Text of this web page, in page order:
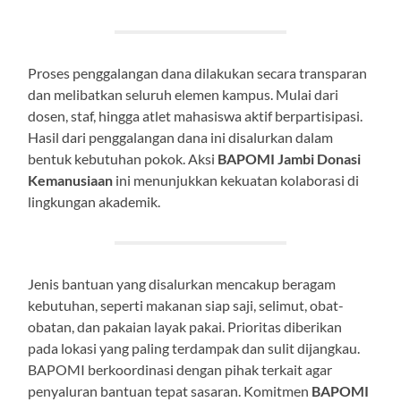
Proses penggalangan dana dilakukan secara transparan
dan melibatkan seluruh elemen kampus. Mulai dari
dosen, staf, hingga atlet mahasiswa aktif berpartisipasi.
Hasil dari penggalangan dana ini disalurkan dalam
bentuk kebutuhan pokok. Aksi BAPOMI Jambi Donasi
Kemanusiaan ini menunjukkan kekuatan kolaborasi di
lingkungan akademik.
Jenis bantuan yang disalurkan mencakup beragam
kebutuhan, seperti makanan siap saji, selimut, obat-
obatan, dan pakaian layak pakai. Prioritas diberikan
pada lokasi yang paling terdampak dan sulit dijangkau.
BAPOMI berkoordinasi dengan pihak terkait agar
penyaluran bantuan tepat sasaran. Komitmen BAPOMI